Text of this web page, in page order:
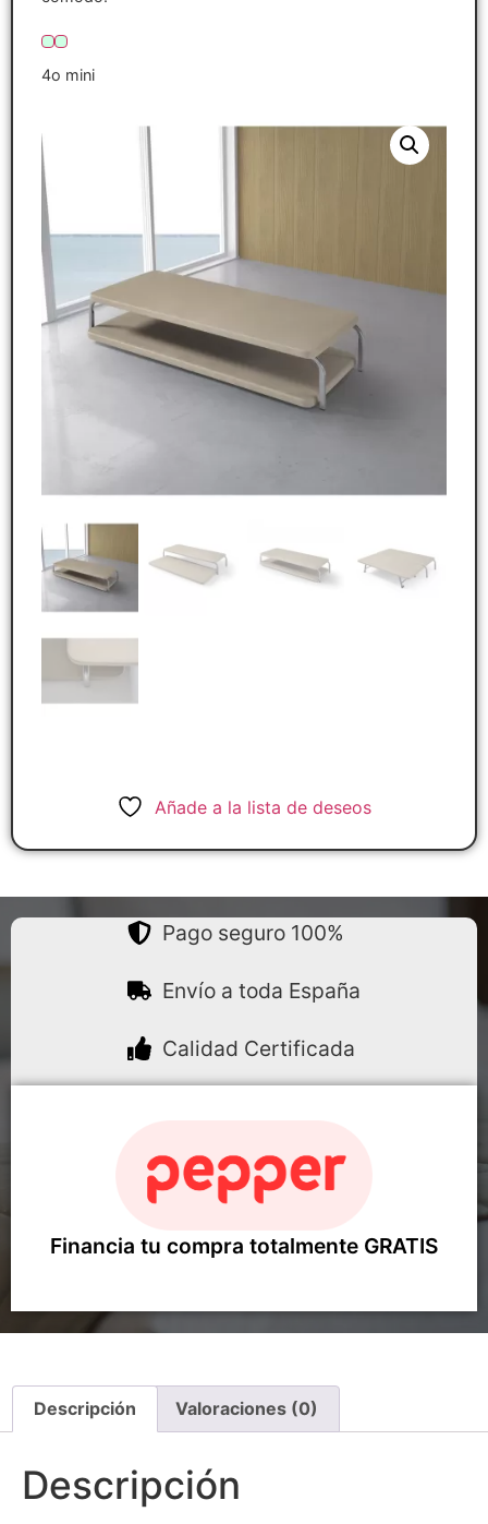
4o mini
Añade a la lista de deseos
Pago seguro 100%
Envío a toda España
Calidad Certificada
Financia tu compra totalmente GRATIS
Descripción Valoraciones (0)
Descripción